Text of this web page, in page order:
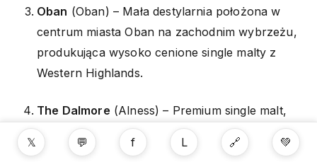
Oban (Oban) – Mała destylarnia położona w
centrum miasta Oban na zachodnim wybrzeżu,
produkująca wysoko cenione single malty z
Western Highlands.
The Dalmore (Alness) – Premium single malt,
piękna destylarnia z widokiem na Cromarty
Firth.
𝕏 💬 f L 🔗 💚